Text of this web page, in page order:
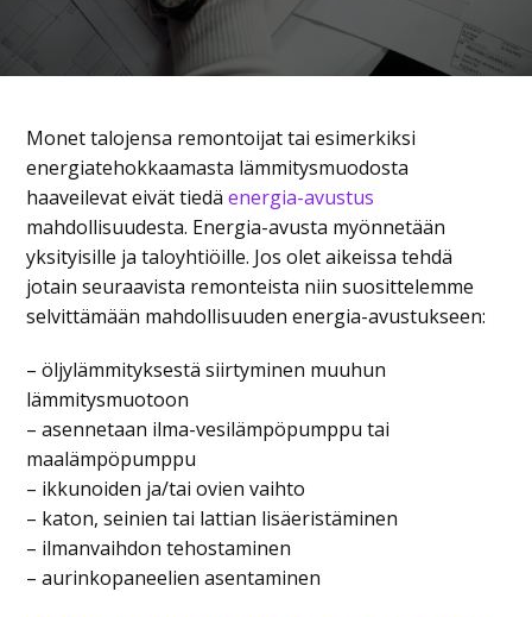
Monet talojensa remontoijat tai esimerkiksi
energiatehokkaamasta lämmitysmuodosta
haaveilevat eivät tiedäenergia-avustus
mahdollisuudesta. Energia-avusta myönnetään
yksityisille ja taloyhtiöille. Jos olet aikeissa tehdä
jotain seuraavista remonteista niin suosittelemme
selvittämään mahdollisuuden energia-avustukseen:
– öljylämmityksestä siirtyminen muuhun
lämmitysmuotoon
– asennetaan ilma-vesilämpöpumppu tai
maalämpöpumppu
– ikkunoiden ja/tai ovien vaihto
– katon, seinien tai lattian lisäeristäminen
– ilmanvaihdon tehostaminen
– aurinkopaneelien asentaminen